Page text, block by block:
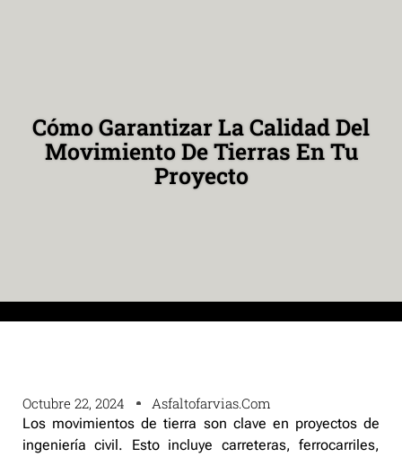
Cómo Garantizar La Calidad Del
Movimiento De Tierras En Tu
Proyecto
Octubre 22, 2024 Asfaltofarvias.com
Los movimientos de tierra son clave en proyectos de
ingeniería civil. Esto incluye carreteras, ferrocarriles,